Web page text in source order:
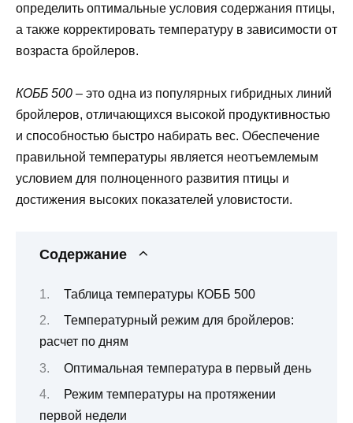
определить оптимальные условия содержания птицы,
а также корректировать температуру в зависимости от
возраста бройлеров.
КОББ 500 – это одна из популярных гибридных линий
бройлеров, отличающихся высокой продуктивностью
и способностью быстро набирать вес. Обеспечение
правильной температуры является неотъемлемым
условием для полноценного развития птицы и
достижения высоких показателей уловистости.
Содержание
Таблица температуры КОББ 500
Температурный режим для бройлеров:
расчет по дням
Оптимальная температура в первый день
Режим температуры на протяжении
первой недели